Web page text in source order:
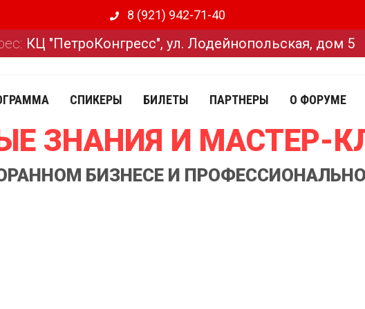
8 (921) 942-71-40
КЦ "ПетроКонгресс", ул. Лодейнопольская, дом 5
СПИКЕРЫ БИЛЕТЫ ПАРТНЕРЫ О ФОРУМЕ
ЗНАНИЯ И МАСТЕР-
БИЗНЕСЕ И